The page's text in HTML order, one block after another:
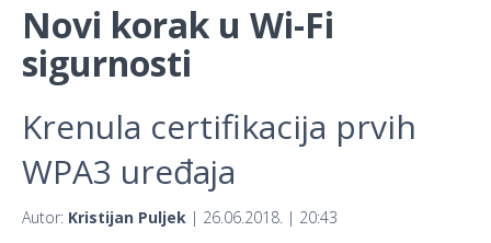
Novi korak u Wi-Fi
sigurnosti
Krenula certifikacija prvih
WPA3 uređaja
Autor: Kristijan Puljek | 26.06.2018. | 20:43